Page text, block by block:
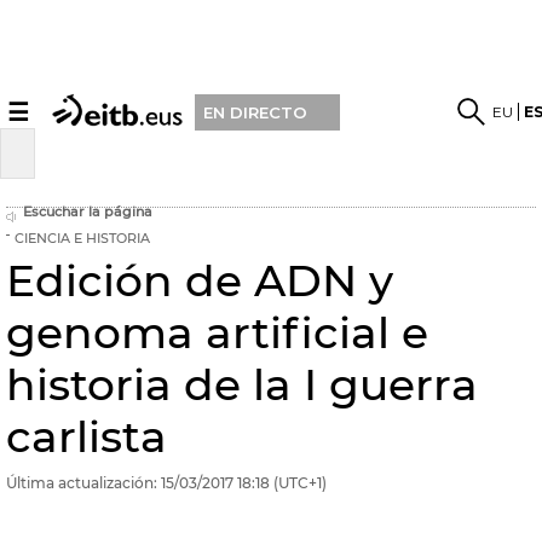
☰ EN DIRECTO EU
Escuchar la página
CIENCIA E HISTORIA
Edición de ADN y
genoma artificial e
historia de la I guerra
carlista
Última actualización: 15/03/2017 18:18 (UTC+1)